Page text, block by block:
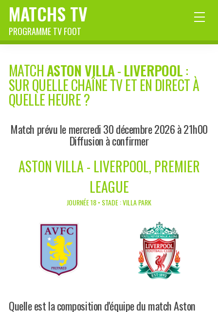
MATCHS TV
PROGRAMME TV FOOT
MATCHASTON VILLA-LIVERPOOL:
SUR QUELLE CHAÎNE TV ET EN DIRECT À
QUELLE HEURE ?
Match prévu le mercredi 30 décembre 2026 à 21h00
Diffusion à confirmer
ASTON VILLA - LIVERPOOL, PREMIER
LEAGUE
JOURNÉE 18 • STADE : VILLA PARK
Quelle est la composition d'équipe du match Aston